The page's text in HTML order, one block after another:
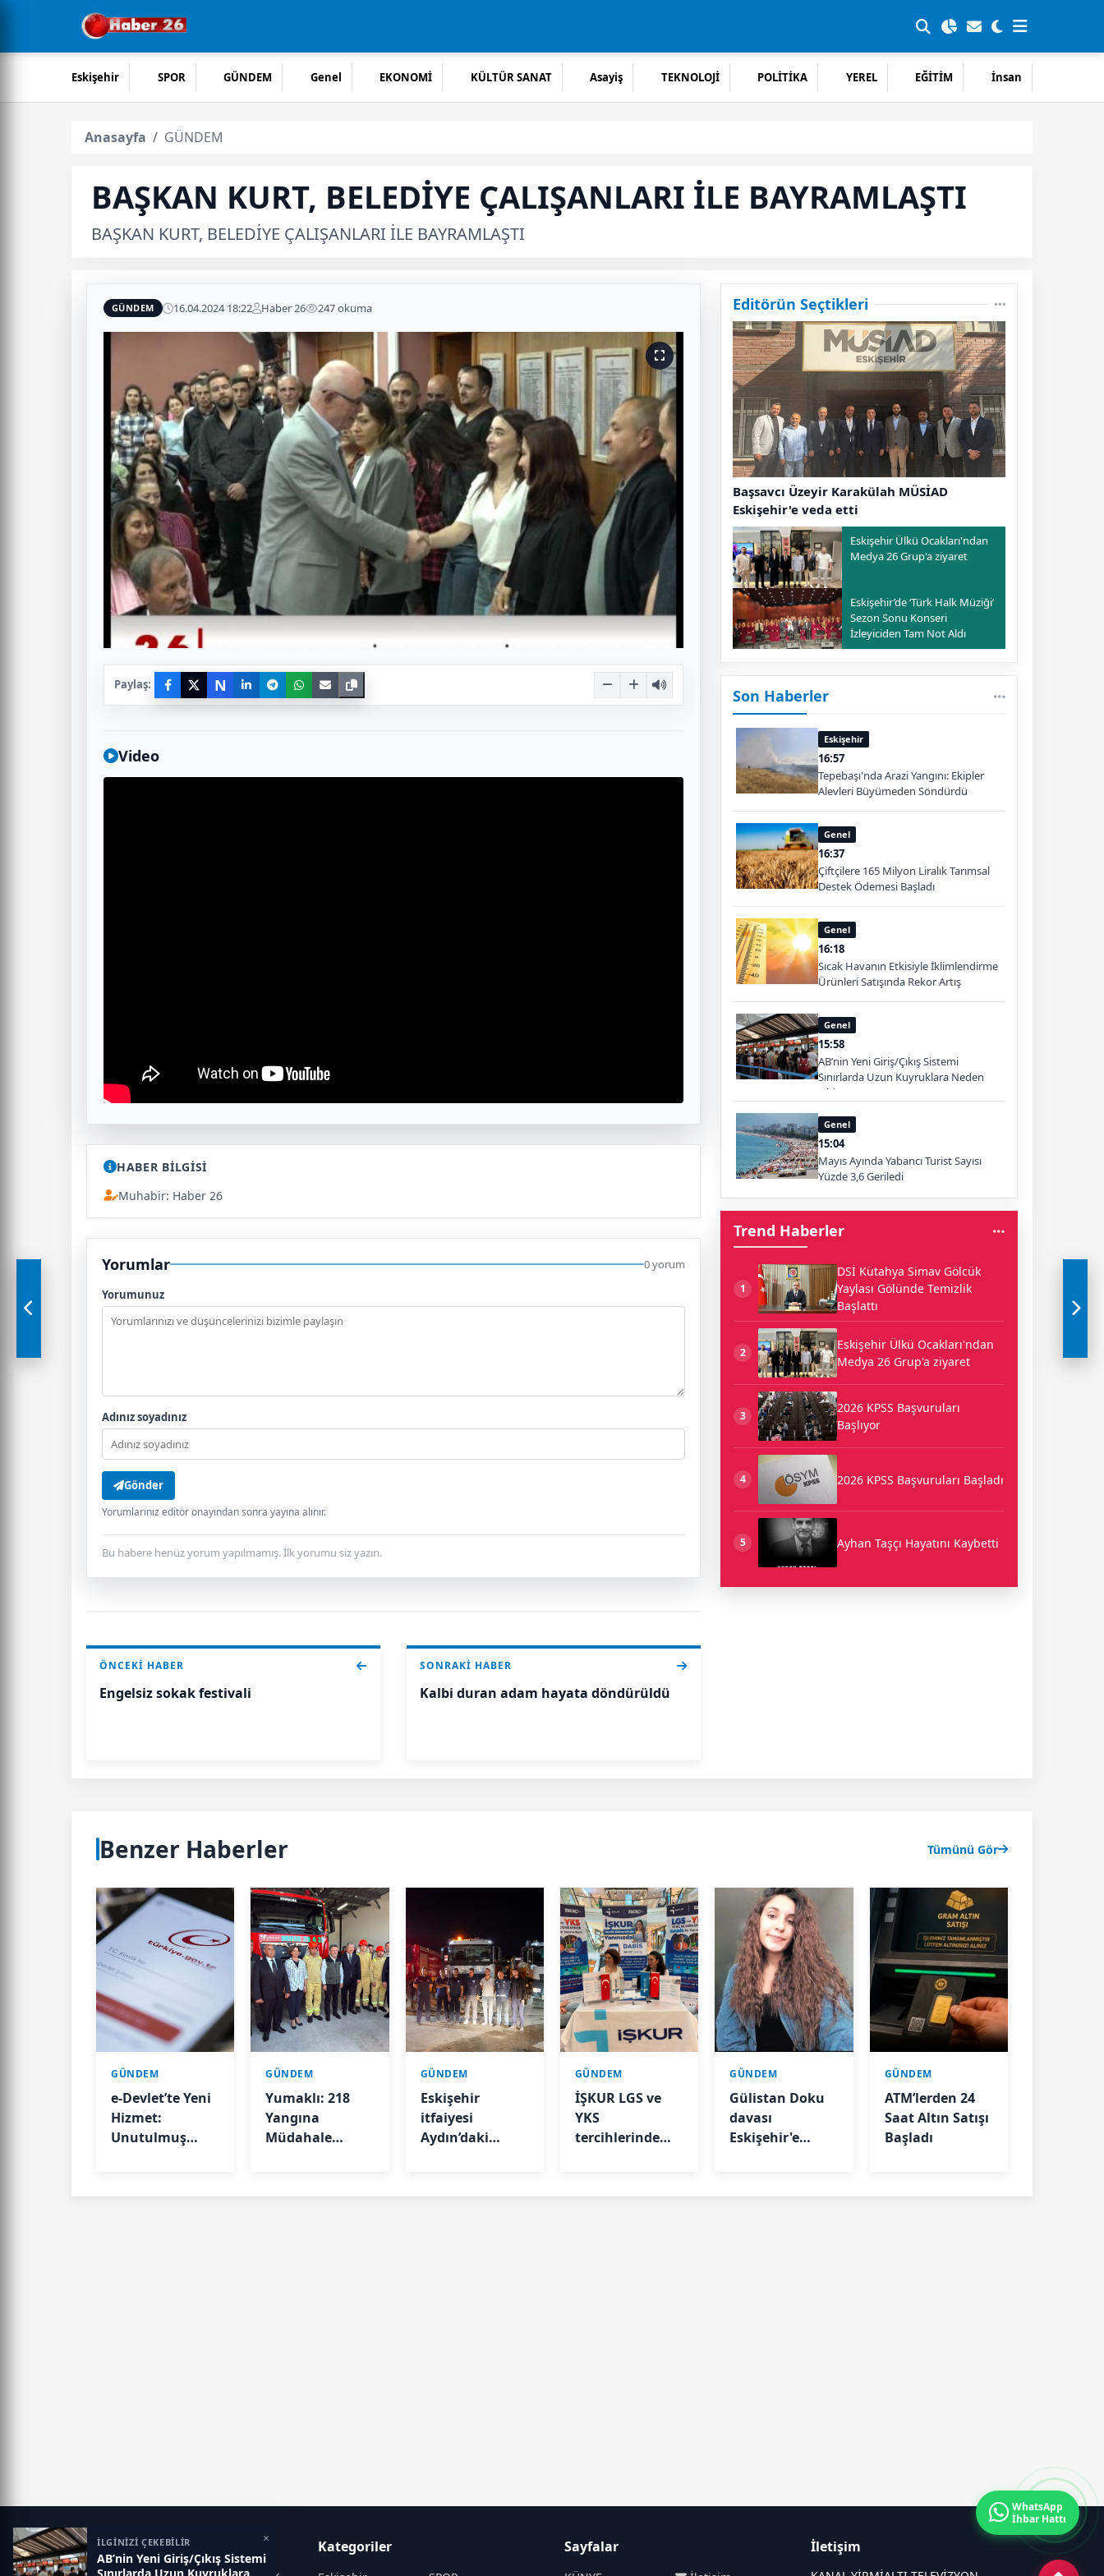
Eskişehir SPOR GÜNDEM Genel EKONOMİ KÜLTÜR SANAT Asayiş TEKNOLOJİ POLİTİKA YEREL EĞİTİM İnsan
Anasayfa GÜNDEM
BAŞKAN KURT, BELEDİYE ÇALIŞANLARI İLE BAYRAMLAŞTI
BAŞKAN KURT, BELEDİYE ÇALIŞANLARI İLE BAYRAMLAŞTI
GÜNDEM 16.04.2024 18:22 Haber 26 247 okuma
Paylaş: N
Video
HABER BİLGİSİ
Muhabir: Haber 26
Yorumlar 0 yorum
Yorumunuz
Adınız soyadınız
Gönder
Yorumlarınız editör onayından sonra yayına alınır.
Bu habere henüz yorum yapılmamış. İlk yorumu siz yazın.
ÖNCEKI HABER
Engelsiz sokak festivali
SONRAKI HABER
Kalbi duran adam hayata döndürüldü
Editörün Seçtikleri
Başsavcı Üzeyir Karakülah MÜSİAD
Eskişehir'e veda etti
Eskişehir Ülkü Ocakları'ndan
Medya 26 Grup'a ziyaret
Eskişehir’de ‘Türk Halk Müziği’
Sezon Sonu Konseri
İzleyiciden Tam Not Aldı
Son Haberler
Eskişehir
16:57
Tepebaşı'nda Arazi Yangını: Ekipler
Alevleri Büyümeden Söndürdü
Genel
16:37
Çiftçilere 165 Milyon Liralık Tarımsal
Destek Ödemesi Başladı
Genel
16:18
Sıcak Havanın Etkisiyle İklimlendirme
Ürünleri Satışında Rekor Artış
Genel
15:58
AB’nin Yeni Giriş/Çıkış Sistemi
Sınırlarda Uzun Kuyruklara Neden
Oldu
Genel
15:04
Mayıs Ayında Yabancı Turist Sayısı
Yüzde 3,6 Geriledi
Trend Haberler
1
DSİ Kütahya Simav Gölcük
Yaylası Gölünde Temizlik
Başlattı
2
Eskişehir Ülkü Ocakları'ndan
Medya 26 Grup'a ziyaret
3
2026 KPSS Başvuruları
Başlıyor
4 2026 KPSS Başvuruları Başladı
5 Ayhan Taşçı Hayatını Kaybetti
Benzer Haberler Tümünü Gör
GÜNDEM
e-Devlet’te Yeni
Hizmet:
Unutulmuş
GÜNDEM
Yumaklı: 218
Yangına
Müdahale
GÜNDEM
Eskişehir
itfaiyesi
Aydın’daki
GÜNDEM
İŞKUR LGS ve
YKS
tercihlerinde
GÜNDEM
Gülistan Doku
davası
Eskişehir'e
GÜNDEM
ATM’lerden 24
Saat Altın Satışı
Başladı
İLGİNİZİ ÇEKEBİLİR
AB’nin Yeni Giriş/Çıkış Sistemi
×
Haber 26 Kategoriler Sayfalar İletişim
WhatsApp
İhbar Hattı